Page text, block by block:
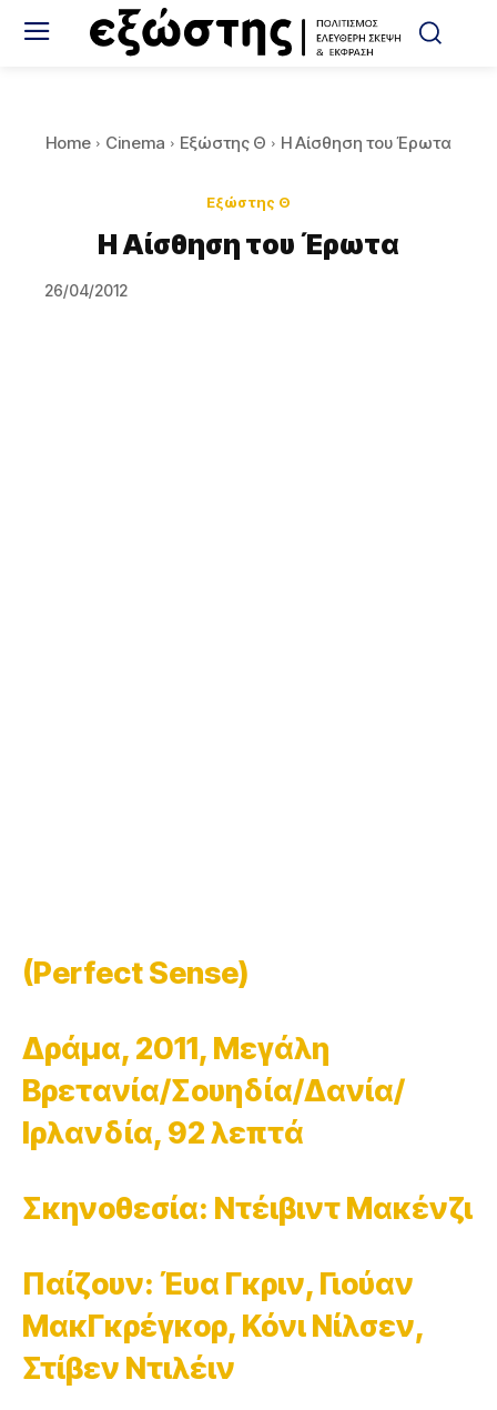
Home Cinema Εξώστης Θ Η Αίσθηση του Έρωτα
Εξώστης Θ
Η Αίσθηση του Έρωτα
26/04/2012
(Perfect Sense)
Δράμα, 2011, Μεγάλη
Βρετανία/Σουηδία/Δανία/
Ιρλανδία, 92 λεπτά
Σκηνοθεσία: Ντέιβιντ Μακένζι
Παίζουν: Έυα Γκριν, Γιούαν
ΜακΓκρέγκορ, Κόνι Νίλσεν,
Στίβεν Ντιλέιν